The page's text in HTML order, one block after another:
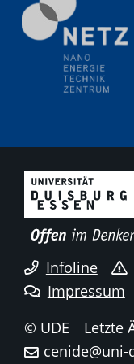
methodology and
liquid interfaces
09.09.2025
Colloquium
technologies
09.09.2025
Colloquium
It's all about
reliably with
technologies
09.09.2025
Colloquium
It's all about
reliably with
Infoline
Impressum
© UDE
Letzte
cenide@uni-